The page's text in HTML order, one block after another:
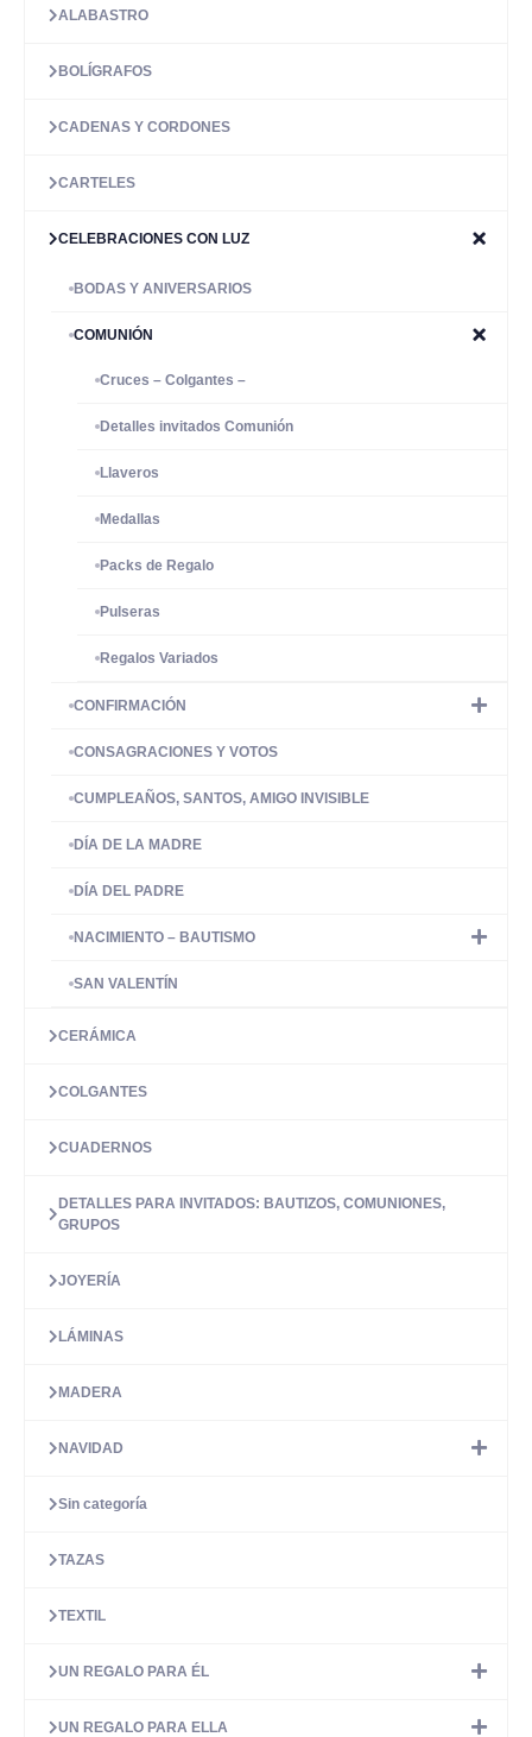
ALABASTRO
BOLÍGRAFOS
CADENAS Y CORDONES
CARTELES
CELEBRACIONES CON LUZ
BODAS Y ANIVERSARIOS
COMUNIÓN
Cruces – Colgantes –
Detalles invitados Comunión
Llaveros
Medallas
Packs de Regalo
Pulseras
Regalos Variados
CONFIRMACIÓN
CONSAGRACIONES Y VOTOS
CUMPLEAÑOS, SANTOS, AMIGO INVISIBLE
DÍA DE LA MADRE
DÍA DEL PADRE
NACIMIENTO – BAUTISMO
SAN VALENTÍN
CERÁMICA
COLGANTES
CUADERNOS
DETALLES PARA INVITADOS: BAUTIZOS, COMUNIONES,
GRUPOS
JOYERÍA
LÁMINAS
MADERA
NAVIDAD
Sin categoría
TAZAS
TEXTIL
UN REGALO PARA ÉL
UN REGALO PARA ELLA